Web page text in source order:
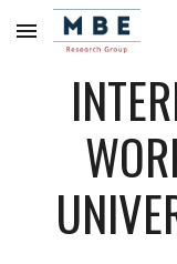
Skip to main content